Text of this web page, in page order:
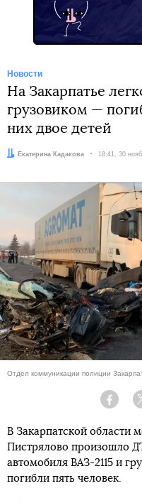
Новости
На Закарпатье
грузовиком —
них двое детей
Автор:Екатерина Кадакова Дата:
18:41, 30
Отдел коммуникации полиции
В Закарпатской области
Пистрялово произошло
автомобиля ВАЗ-2115 и
погибли пять человек.